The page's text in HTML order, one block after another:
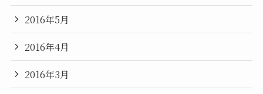
2016年5月
2016年4月
2016年3月